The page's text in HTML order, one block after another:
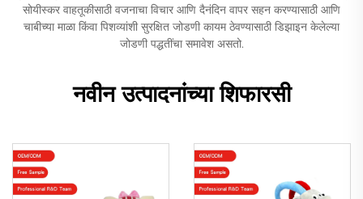
सोयीस्कर वाहतूकीसाठी वजनाचा विचार आणि दैनंदिन वापर सहन करण्यासाठी आणि
चाबीच्या माळा किंवा पिशव्यांशी सुरक्षित जोडणी कायम ठेवण्यासाठी डिझाइन केलेल्या
जोडणी पद्धतींचा समावेश असतो.
नवीन उत्पादनांच्या शिफारसी